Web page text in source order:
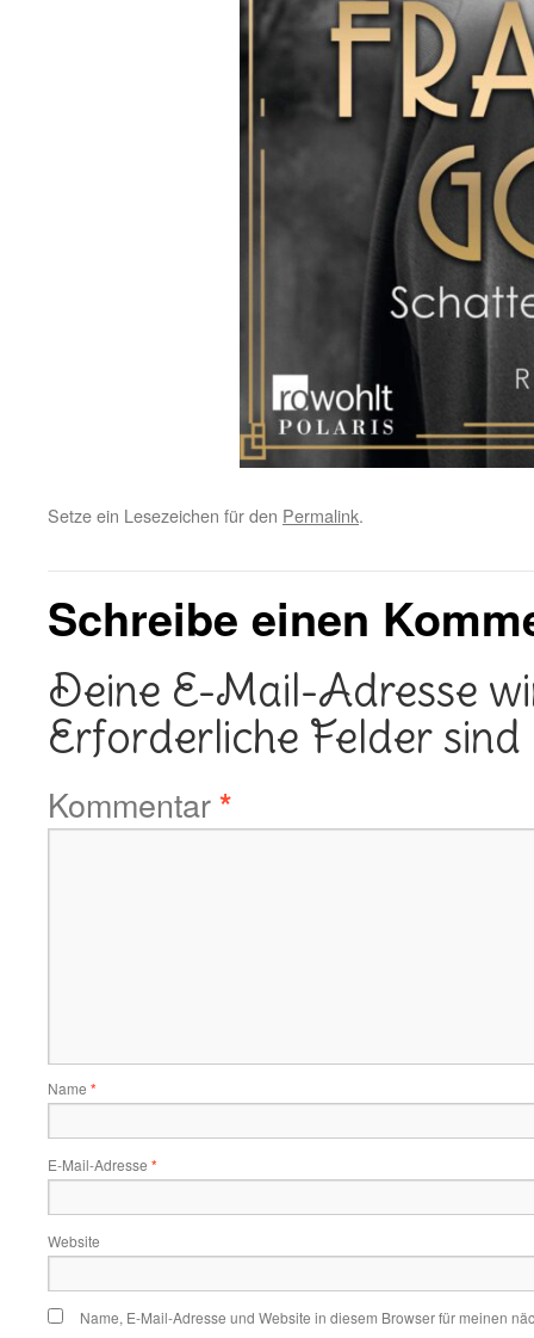
Setze ein Lesezeichen für den Permalink.
Schreibe einen
Deine E-Mail-Adresse
Erforderliche Felder
Kommentar*
Name *
E-Mail-Adresse *
Website
Name, E-Mail-Adresse und Website in diesem Browser für meinen